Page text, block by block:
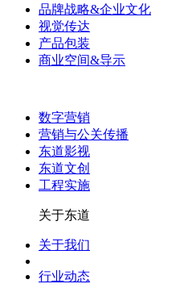
品牌战略&企业文化
视觉传达
产品包装
商业空间&导示
数字营销
营销与公关传播
东道影视
东道文创
工程实施
关于东道
关于我们
行业动态